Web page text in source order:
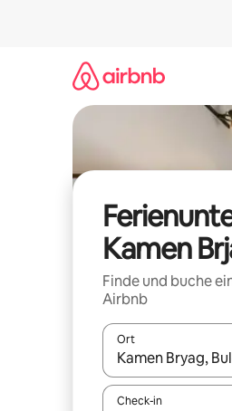
Kamen
Finde und buche
Airbnb
Ort
Wenn Ergebnisse
Check-in